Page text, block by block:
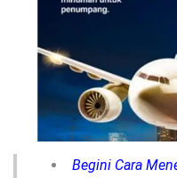
Begini Cara